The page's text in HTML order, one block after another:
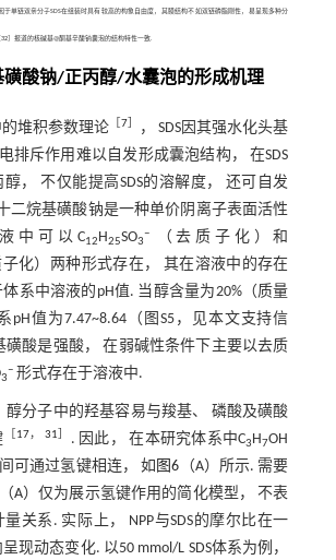
于单链双亲分子SDS在组装时具有较高的构象自由度， 其膜结构不如双链磷脂刚性， 易呈现多种分
32］报道的核碱基@酮基辛酸钠囊泡的结构特性一致.
酸钠/正丙醇/水囊泡的形成机理
堆积参数理论 ［7
， SDS因其强水化头基
电排斥作用难以自发形成囊泡结构， 在SDS
， 不仅能提高SDS的溶解度， 还可自发
二烷基磺酸钠是一种单价阴离子表面活性
中可以C12H25SO3
‒
（去质子化）和
子化）两种形式存在， 其在溶液中的存在
系中溶液的pH值. 当醇含量为20%（质量
pH值为7.47~8.64（图S5，见本文支持信
磺酸是强酸， 在弱碱性条件下主要以去质
3
‒ 形式存在于溶液中.
醇分子中的羟基容易与羧基、 磷酸及磺酸
17，31 . 因此， 在本研究体系中C3H7OH
可通过氢键相连， 如 图6 （A）所示. 需要
A）仅为展示氢键作用的简化模型， 不表
关系. 实际上， NPP与SDS的摩尔比在一
现动态变化. 以50 mmol/L SDS体系为例，